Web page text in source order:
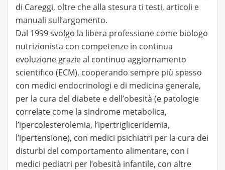
di Careggi, oltre che alla stesura ti testi, articoli e
manuali sull’argomento.
Dal 1999 svolgo la libera professione come biologo
nutrizionista con competenze in continua
evoluzione grazie al continuo aggiornamento
scientifico (ECM), cooperando sempre più spesso
con medici endocrinologi e di medicina generale,
per la cura del diabete e dell’obesità (e patologie
correlate come la sindrome metabolica,
l’ipercolesterolemia, l’ipertrigliceridemia,
l’ipertensione), con medici psichiatri per la cura dei
disturbi del comportamento alimentare, con i
medici pediatri per l’obesità infantile, con altre